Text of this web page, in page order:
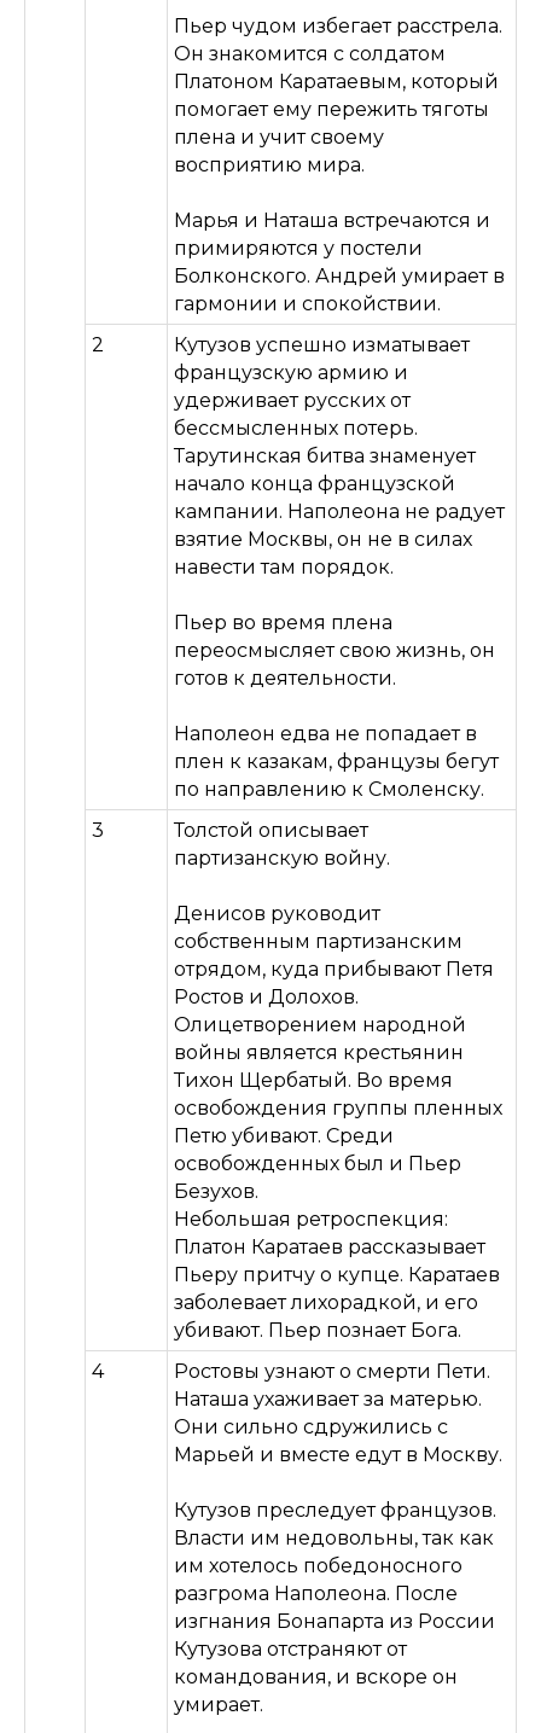
Пьер чудом избегает расстрела.
Он знакомится с солдатом
Платоном Каратаевым, который
помогает ему пережить тяготы
плена и учит своему
восприятию мира.
Марья и Наташа встречаются и
примиряются у постели
Болконского. Андрей умирает в
гармонии и спокойствии.
2
Кутузов успешно изматывает
французскую армию и
удерживает русских от
бессмысленных потерь.
Тарутинская битва знаменует
начало конца французской
кампании. Наполеона не радует
взятие Москвы, он не в силах
навести там порядок.
Пьер во время плена
переосмысляет свою жизнь, он
готов к деятельности.
Наполеон едва не попадает в
плен к казакам, французы бегут
по направлению к Смоленску.
3
Толстой описывает
партизанскую войну.
Денисов руководит
собственным партизанским
отрядом, куда прибывают Петя
Ростов и Долохов.
Олицетворением народной
войны является крестьянин
Тихон Щербатый. Во время
освобождения группы пленных
Петю убивают. Среди
освобожденных был и Пьер
Безухов.
Небольшая ретроспекция:
Платон Каратаев рассказывает
Пьеру притчу о купце. Каратаев
заболевает лихорадкой, и его
убивают. Пьер познает Бога.
4
Ростовы узнают о смерти Пети.
Наташа ухаживает за матерью.
Они сильно сдружились с
Марьей и вместе едут в Москву.
Кутузов преследует французов.
Власти им недовольны, так как
им хотелось победоносного
разгрома Наполеона. После
изгнания Бонапарта из России
Кутузова отстраняют от
командования, и вскоре он
умирает.